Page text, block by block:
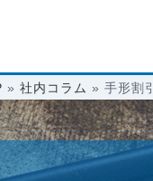
» 社内コラム » 手形割